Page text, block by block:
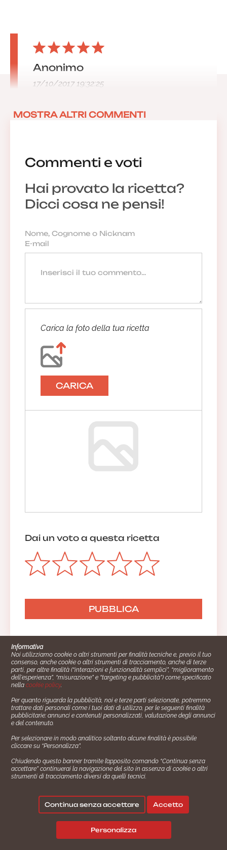
Commenti e voti
Hai provato la ricetta?
Dicci cosa ne pensi!
Carica la foto della tua ricetta
CARICA
Dai un voto a questa ricetta
Anonimo
17/10/2017 19:32:25
MOSTRA ALTRI COMMENTI
Cucinare.it è un marchio commerciale di Impiego24.it s.r.l.
copyright 2014 - 2024 P.IVA: 03406490130
Azienda certiﬁcata ISO 27001 numero: SNR 73140386/89/I
- Azienda certiﬁcata ISO 9001 numero: SNR
Gestione consensi e categorie merceologiche marketing
Seguici su:
Termini e Condizioni
Informativa
Noi utilizziamo cookie o altri strumenti per finalità tecniche e, previo il tuo
consenso, anche cookie o altri strumenti di tracciamento, anche di terze
parti, per altre finalità (“interazioni e funzionalità semplici”, “miglioramento
dell'esperienza”, “misurazione” e “targeting e pubblicità”) come specificato
nellacookie policy.
Per quanto riguarda la pubblicità, noi e terze parti selezionate, potremmo
trattare dati personali come i tuoi dati di utilizzo, per le seguenti finalità
pubblicitarie: annunci e contenuti personalizzati, valutazione degli annunci
e del contenuto.
Per selezionare in modo analitico soltanto alcune finalità è possibile
cliccare su “Personalizza”.
Chiudendo questo banner tramite l’apposito comando “Continua senza
accettare” continuerai la navigazione del sito in assenza di cookie o altri
strumenti di tracciamento diversi da quelli tecnici.
Personalizza
Continua senza accettare Accetto